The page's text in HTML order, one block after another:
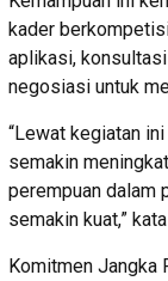
kader
aplikasi,
negosiasi untuk
“Lewat kegiatan
semakin
perempuan dalam
semakin kuat,”
Komitmen Jangka